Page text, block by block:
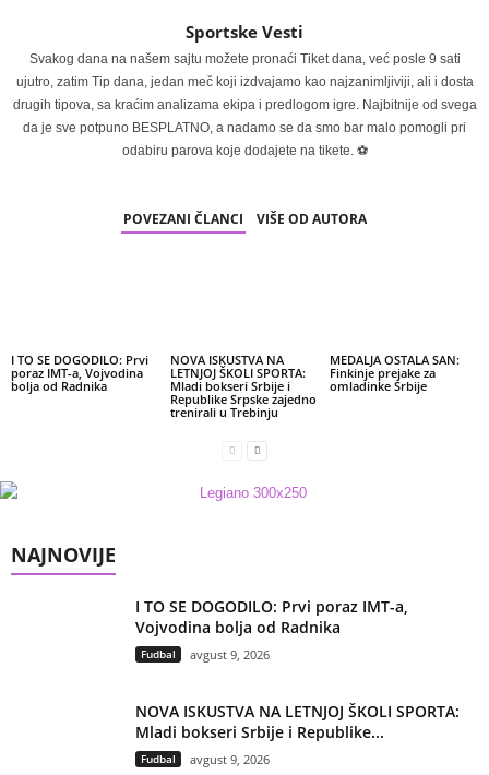
Sportske Vesti
Svakog dana na našem sajtu možete pronaći Tiket dana, već posle 9 sati
ujutro, zatim Tip dana, jedan meč koji izdvajamo kao najzanimljiviji, ali i dosta
drugih tipova, sa kraćim analizama ekipa i predlogom igre. Najbitnije od svega
da je sve potpuno BESPLATNO, a nadamo se da smo bar malo pomogli pri
odabiru parova koje dodajete na tikete. ⚽
POVEZANI ČLANCI VIŠE OD AUTORA
I TO SE DOGODILO: Prvi
poraz IMT-a, Vojvodina
bolja od Radnika
NOVA ISKUSTVA NA
LETNJOJ ŠKOLI SPORTA:
Mladi bokseri Srbije i
Republike Srpske zajedno
trenirali u Trebinju
MEDALJA OSTALA SAN:
Finkinje prejake za
omladinke Srbije
NAJNOVIJE
I TO SE DOGODILO: Prvi poraz IMT-a,
Vojvodina bolja od Radnika
Fudbal avgust 9, 2026
NOVA ISKUSTVA NA LETNJOJ ŠKOLI SPORTA:
Mladi bokseri Srbije i Republike...
Fudbal avgust 9, 2026